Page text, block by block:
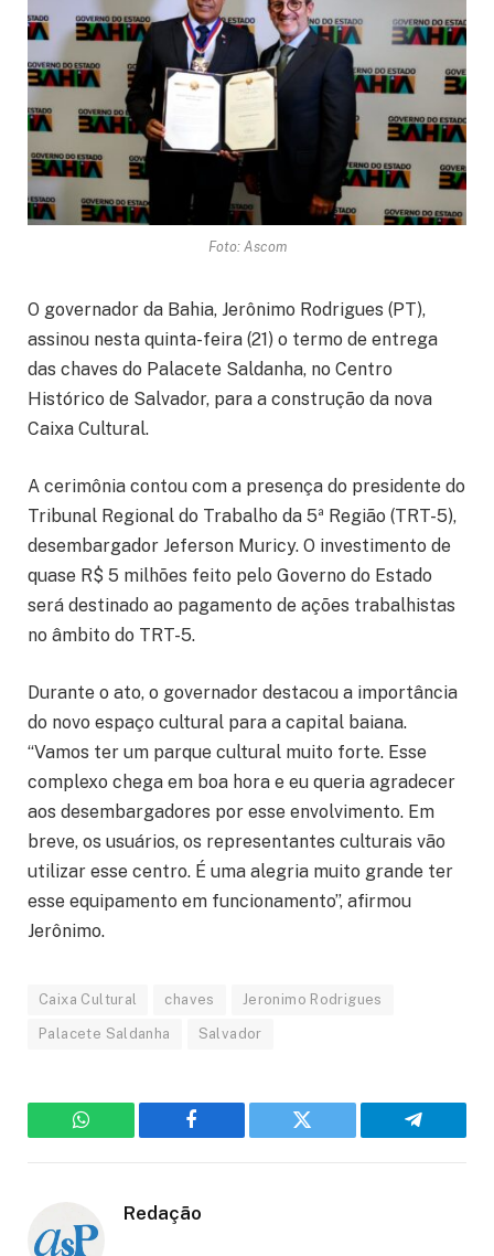
Foto: Ascom
O governador da Bahia, Jerônimo Rodrigues (PT),
assinou nesta quinta-feira (21) o termo de entrega
das chaves do Palacete Saldanha, no Centro
Histórico de Salvador, para a construção da nova
Caixa Cultural.
A cerimônia contou com a presença do presidente do
Tribunal Regional do Trabalho da 5ª Região (TRT-5),
desembargador Jeferson Muricy. O investimento de
quase R$ 5 milhões feito pelo Governo do Estado
será destinado ao pagamento de ações trabalhistas
no âmbito do TRT-5.
Durante o ato, o governador destacou a importância
do novo espaço cultural para a capital baiana.
“Vamos ter um parque cultural muito forte. Esse
complexo chega em boa hora e eu queria agradecer
aos desembargadores por esse envolvimento. Em
breve, os usuários, os representantes culturais vão
utilizar esse centro. É uma alegria muito grande ter
esse equipamento em funcionamento”, afirmou
Jerônimo.
Caixa Cultural chaves Jeronimo Rodrigues
Palacete Saldanha Salvador
WhatsApp Facebook Twitter Telegram
Redação